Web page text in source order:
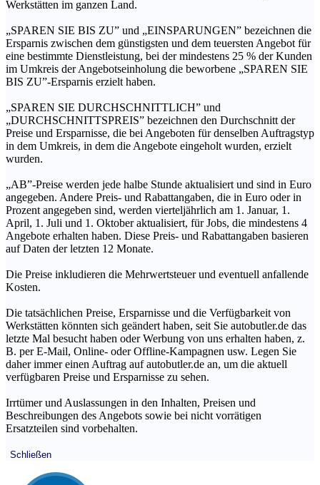
Werkstätten im ganzen Land.
„SPAREN SIE BIS ZU” und „EINSPARUNGEN” bezeichnen die
Ersparnis zwischen dem günstigsten und dem teuersten Angebot für
eine bestimmte Dienstleistung, bei der mindestens 25 % der Kunden
im Umkreis der Angebotseinholung die beworbene „SPAREN SIE
BIS ZU”-Ersparnis erzielt haben.
„SPAREN SIE DURCHSCHNITTLICH” und
„DURCHSCHNITTSPREIS” bezeichnen den Durchschnitt der
Preise und Ersparnisse, die bei Angeboten für denselben Auftragstyp
in dem Umkreis, in dem die Angebote eingeholt wurden, erzielt
wurden.
„AB”-Preise werden jede halbe Stunde aktualisiert und sind in Euro
angegeben. Andere Preis- und Rabattangaben, die in Euro oder in
Prozent angegeben sind, werden vierteljährlich am 1. Januar, 1.
April, 1. Juli und 1. Oktober aktualisiert, für Jobs, die mindestens 4
Angebote erhalten haben. Diese Preis- und Rabattangaben basieren
auf Daten der letzten 12 Monate.
Die Preise inkludieren die Mehrwertsteuer und eventuell anfallende
Kosten.
Die tatsächlichen Preise, Ersparnisse und die Verfügbarkeit von
Werkstätten könnten sich geändert haben, seit Sie autobutler.de das
letzte Mal besucht haben oder Werbung von uns erhalten haben, z.
B. per E-Mail, Online- oder Offline-Kampagnen usw. Legen Sie
daher immer einen Auftrag auf autobutler.de an, um die aktuell
verfügbaren Preise und Ersparnisse zu sehen.
Irrtümer und Auslassungen in den Inhalten, Preisen und
Beschreibungen des Angebots sowie bei nicht vorrätigen
Ersatzteilen sind vorbehalten.
Schließen